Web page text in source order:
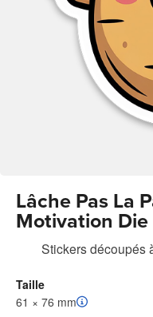
Lâche Pas La
Motivation
Stickers découpés
Taille
61 × 76 mm